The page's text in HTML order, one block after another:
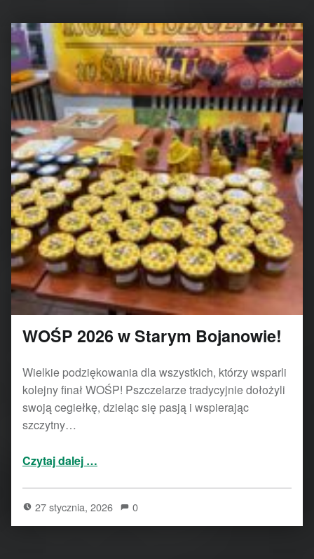
WOŚP 2026 w Starym Bojanowie!
Wielkie podziękowania dla wszystkich, którzy wsparli
kolejny finał WOŚP! Pszczelarze tradycyjnie dołożyli
swoją cegiełkę, dzieląc się pasją i wspierając
szczytny…
Czytaj dalej …
27 stycznia, 2026 0